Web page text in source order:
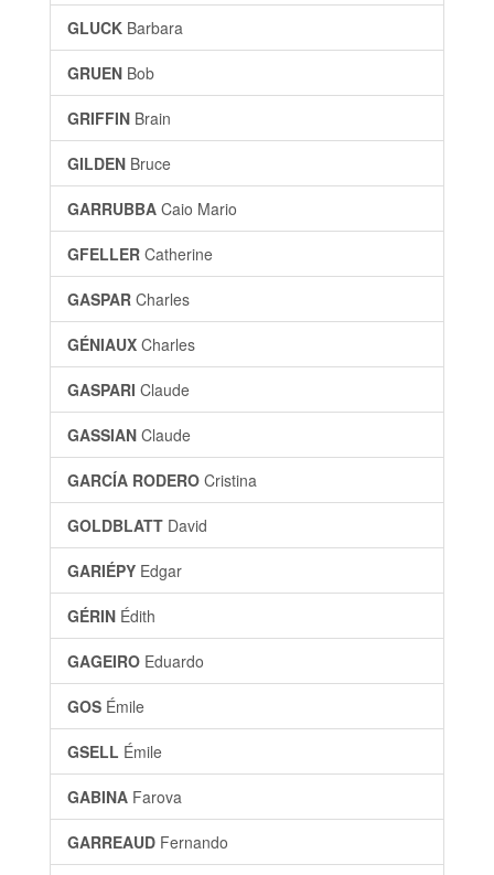
GLUCK Barbara
GRUEN Bob
GRIFFIN Brain
GILDEN Bruce
GARRUBBA Caio Mario
GFELLER Catherine
GASPAR Charles
GÉNIAUX Charles
GASPARI Claude
GASSIAN Claude
GARCÍA RODERO Cristina
GOLDBLATT David
GARIÉPY Edgar
GÉRIN Édith
GAGEIRO Eduardo
GOS Émile
GSELL Émile
GABINA Farova
GARREAUD Fernando